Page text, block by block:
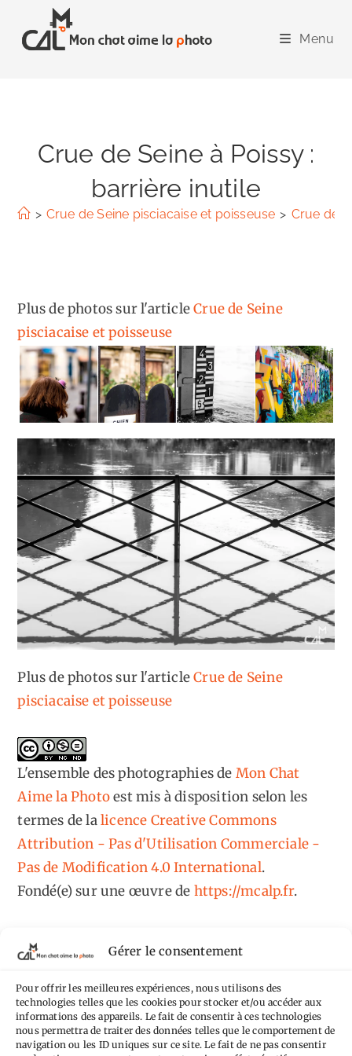
Gérer le consentement
Pour offrir les meilleures expériences, nous utilisons des
technologies telles que les cookies pour stocker et/ou accéder aux
informations des appareils. Le fait de consentir à ces technologies
nous permettra de traiter des données telles que le comportement de
navigation ou les ID uniques sur ce site. Le fait de ne pas consentir
content
Menu
Crue de Seine à Poissy :
barrière inutile
> Crue de Seine pisciacaise et poisseuse > Crue de
Plus de photos sur l'articleCrue de Seine
pisciacaise et poisseuse
Plus de photos sur l'articleCrue de Seine
pisciacaise et poisseuse
L'ensemble des photographiesde Mon Chat
Aime la Photoest mis à disposition selon les
termes de lalicence Creative Commons
Attribution - Pas d'Utilisation Commerciale -
Pas de Modification 4.0 International.
Fondé(e) sur une œuvre de https://mcalp.fr.
Tags
AilleursAimez-vous bordelAllemagne Andorre